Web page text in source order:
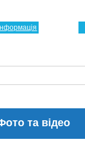
та відео